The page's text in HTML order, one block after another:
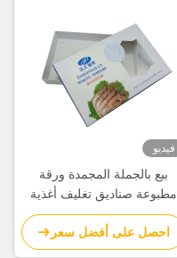
فيديو
بيع بالجملة المجمدة ورقة
مطبوعة صناديق تغليف أغذية
الموردين للبيع
احصل على أفضل سعر